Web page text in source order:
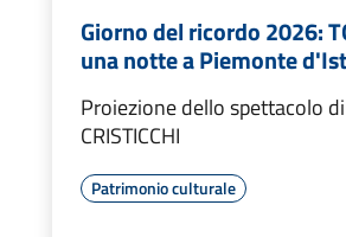
Giorno del ricordo 2026:
una notte a Piemonte
Proiezione dello spettacolo
CRISTICCHI
Patrimonio culturale